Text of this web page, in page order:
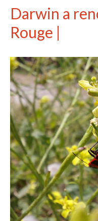
Darwin a
Rouge |